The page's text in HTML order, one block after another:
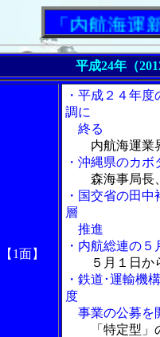
「内航海運新聞」
平成24年（
【1面】
・平成２４年
調に
終る
内航海運業
・沖縄県のカ
森海事局長
・国交省の田
層
推進
・内航総連の
５月１日か
・鉄道･運輸機
度
事業の公募を
「特定型